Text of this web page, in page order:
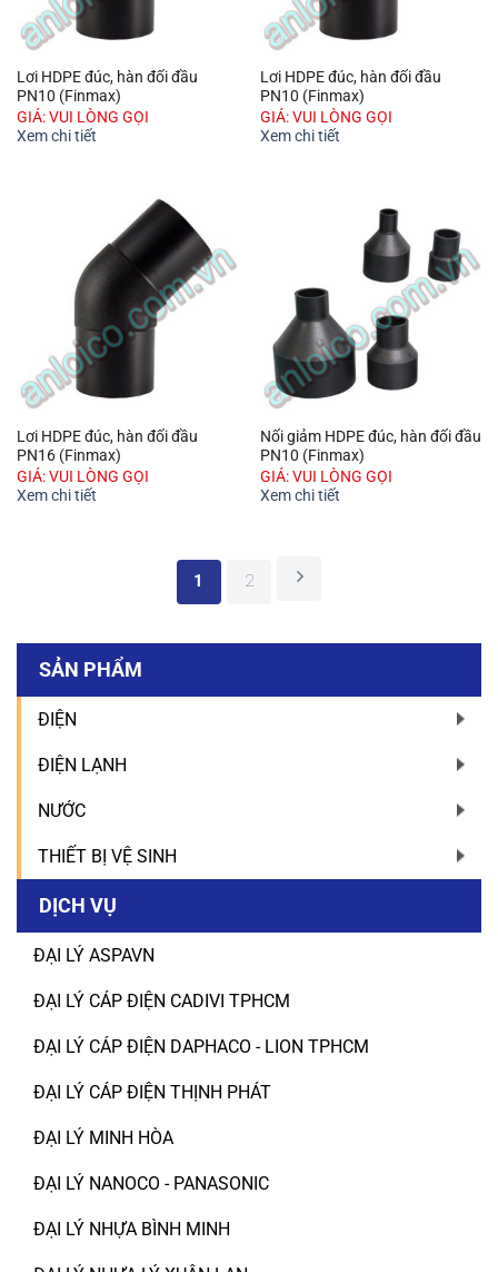
SẢN PHẨM
ĐIỆN
ĐIỆN LẠNH
NƯỚC
THIẾT BỊ VỆ SINH
DỊCH VỤ
ĐẠI LÝ ASPAVN
ĐẠI LÝ CÁP ĐIỆN CADIVI TPHCM
ĐẠI LÝ CÁP ĐIỆN DAPHACO - LION TPHCM
ĐẠI LÝ CÁP ĐIỆN THỊNH PHÁT
ĐẠI LÝ MINH HÒA
ĐẠI LÝ NANOCO - PANASONIC
ĐẠI LÝ NHỰA BÌNH MINH
Lơi HDPE đúc, hàn đối đầu
PN10 (Finmax)
GIÁ: VUI LÒNG GỌI
Xem chi tiết
Lơi HDPE đúc, hàn đối đầu
PN10 (Finmax)
GIÁ: VUI LÒNG GỌI
Xem chi tiết
Lơi HDPE đúc, hàn đối đầu
PN16 (Finmax)
GIÁ: VUI LÒNG GỌI
Xem chi tiết
Nối giảm HDPE đúc, hàn đối đầu
PN10 (Finmax)
GIÁ: VUI LÒNG GỌI
Xem chi tiết
1 2